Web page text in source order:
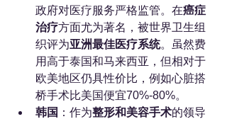
政府对医疗服务严格监管。在癌症
治疗方面尤为著名，被世界卫生组
织评为亚洲最佳医疗系统。虽然费
用高于泰国和马来西亚，但相对于
欧美地区仍具性价比，例如心脏搭
桥手术比美国便宜70%-80%。
韩国 ：作为整形和美容手术的领导